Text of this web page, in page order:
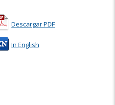
Descargar PDF
In English